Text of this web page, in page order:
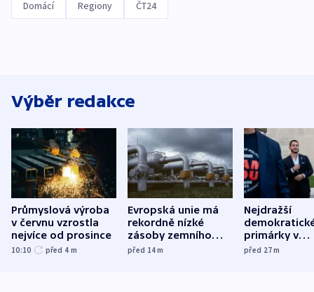
Domácí Regiony ČT24
Výběr redakce
Průmyslová výroba
v červnu vzrostla
nejvíce od prosince
10:10 před 4 m
Evropská unie má
rekordně nízké
zásoby zemního
plynu
před 14m
Nejdražší
primárky v
Michiganu
před 27m